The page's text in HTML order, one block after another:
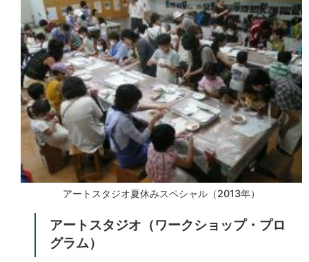
アートスタジオ夏休みスペシャル（2013年）
アートスタジオ（ワークショップ・プロ
グラム）